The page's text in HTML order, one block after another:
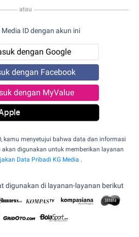
atau
Media ID dengan akun ini
dengan Google
dengan Facebook
dengan MyValue
kamu menyetujui bahwa data dan informasi
akan digunakan untuk memberikan layanan
Data Pribadi KG Media .
digunakan di layanan-layanan berikut